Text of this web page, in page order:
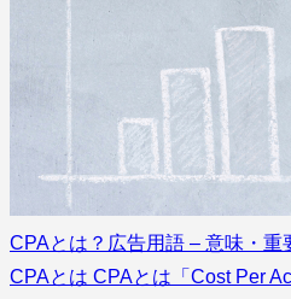
CPAとは？広告用語 – 意味・
CPAとは CPAとは「Cost Per